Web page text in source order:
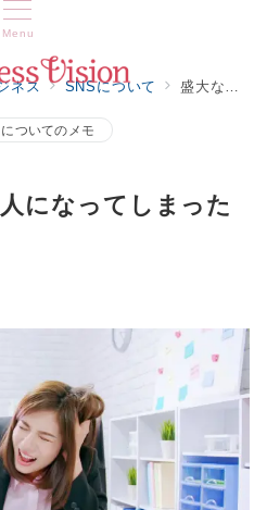
Menu
ネス SNSについて 盛大な文句言いの人になってしまった日
ついてのメモ
になってしまった